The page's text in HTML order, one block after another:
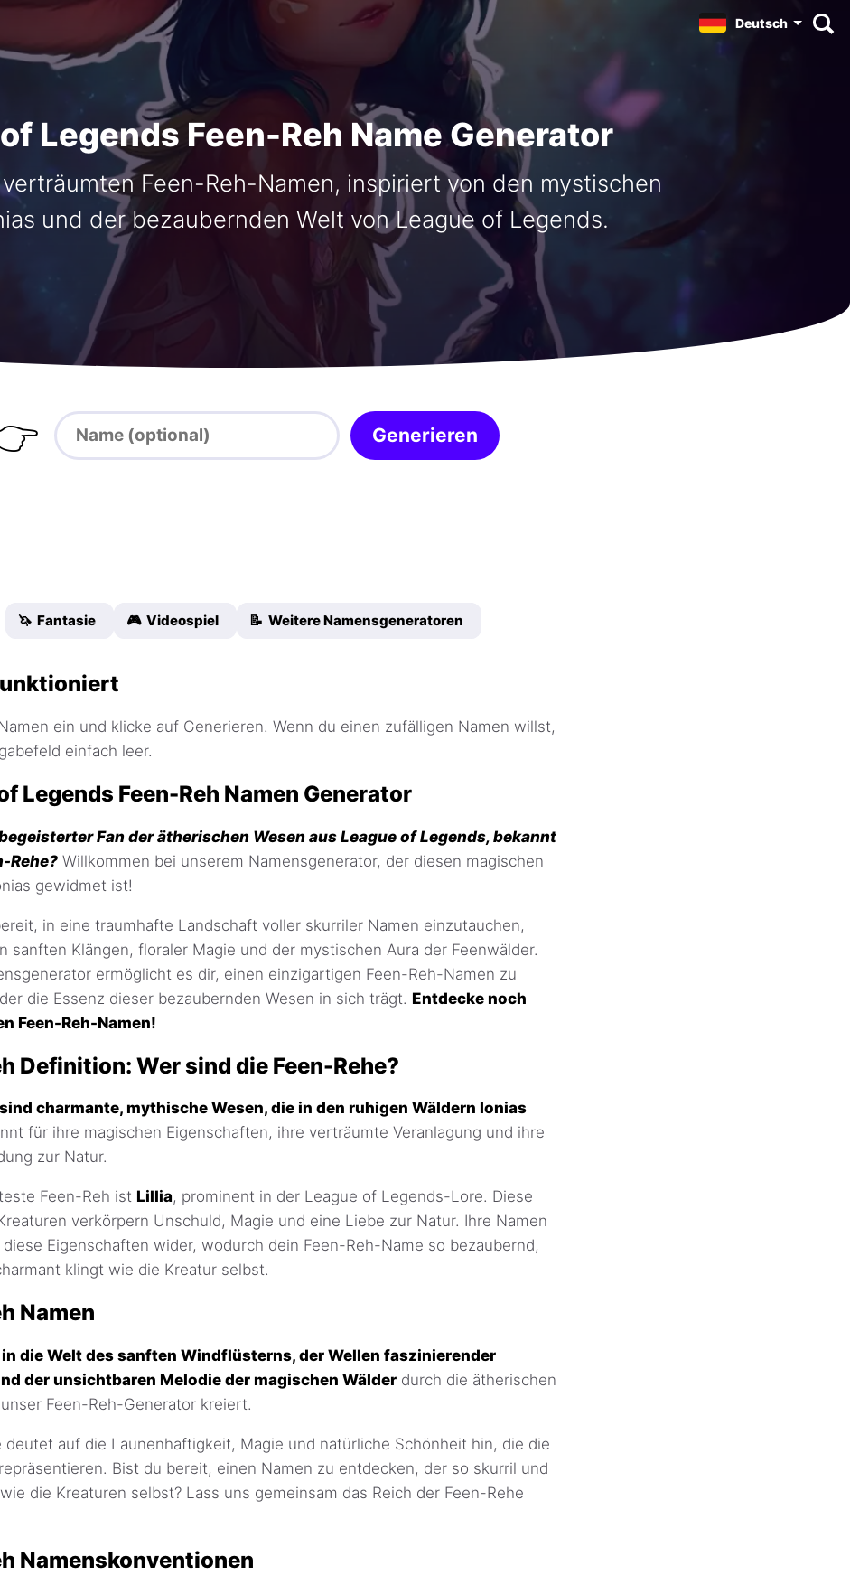
Deutsch
Legends Feen-Reh Name Generator
Feen-Reh-Namen, inspiriert von den mystischen
und der bezaubernden Welt von League of Legends.
Generieren
🦄 Fantasie 🎮 Videospiel 📝 Weitere Namensgeneratoren
ein und klicke auf Generieren. Wenn du einen zufälligen Namen willst,
einfach leer.
Legends Feen-Reh Namen Generator
Fan der ätherischen Wesen aus League of Legends, bekannt
Rehe? Willkommen bei unserem Namensgenerator, der diesen magischen
gewidmet ist!
in eine traumhafte Landschaft voller skurriler Namen einzutauchen,
sanften Klängen, floraler Magie und der mystischen Aura der Feenwälder.
ermöglicht es dir, einen einzigartigen Feen-Reh-Namen zu
die Essenz dieser bezaubernden Wesen in sich trägt. Entdecke noch
Feen-Reh-Namen!
Definition: Wer sind die Feen-Rehe?
charmante, mythische Wesen, die in den ruhigen Wäldern Ionias
für ihre magischen Eigenschaften, ihre verträumte Veranlagung und ihre
zur Natur.
Feen-Reh ist Lillia, prominent in der League of Legends-Lore. Diese
verkörpern Unschuld, Magie und eine Liebe zur Natur. Ihre Namen
Eigenschaften wider, wodurch dein Feen-Reh-Name so bezaubernd,
klingt wie die Kreatur selbst.
Namen
die Welt des sanften Windflüsterns, der Wellen faszinierender
der unsichtbaren Melodie der magischen Wälder durch die ätherischen
Feen-Reh-Generator kreiert.
deutet auf die Launenhaftigkeit, Magie und natürliche Schönheit hin, die die
Bist du bereit, einen Namen zu entdecken, der so skurril und
die Kreaturen selbst? Lass uns gemeinsam das Reich der Feen-Rehe
Namenskonventionen